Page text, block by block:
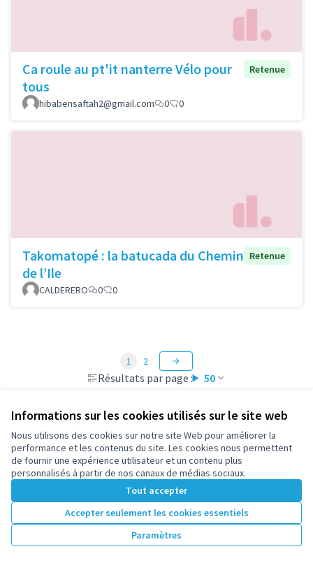
Informations sur les cookies utilisés sur le site web
Nous utilisons des cookies sur notre site Web pour améliorer la
performance et les contenus du site. Les cookies nous permettent
de fournir une expérience utilisateur et un contenu plus
personnalisés à partir de nos canaux de médias sociaux.
Tout accepter
Accepter seulement les cookies essentiels
Paramètres
Ca roule au pt'it nanterre Vélo pour
tous
Retenue
hibabensaftah2@gmail.com 0 0
Takomatopé : la batucada du Chemin
de l’Ile
Retenue
CALDERERO 0 0
Résultats par page : 50
1 2
Voir toutes les propositions retirées
Conditions d'utilisation
participez.nanterre.fr sur X
(Lien externe)
participez.nanterre.fr sur Facebook
participez.nanterre.fr sur Instagram
participez.nanterre.fr sur YouTube
(Lien externe)
participez.nanterre.fr sur GitHub
(Lien externe)